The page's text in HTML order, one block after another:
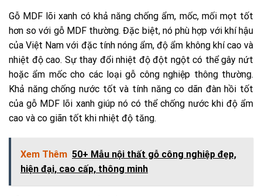
Gỗ MDF lõi xanh có khả năng chống ẩm, mốc, mối mọt tốt
hơn so với gỗ MDF thường. Đặc biệt, nó phù hợp với khí hậu
của Việt Nam với đặc tính nóng ẩm, độ ẩm không khí cao và
nhiệt độ cao. Sự thay đổi nhiệt độ đột ngột có thể gây nứt
hoặc ẩm mốc cho các loại gỗ công nghiệp thông thường.
Khả năng chống nước tốt và tính năng co dãn đàn hồi tốt
của gỗ MDF lõi xanh giúp nó có thể chống nước khi độ ẩm
cao và co giãn tốt khi nhiệt độ tăng.
Xem Thêm 50+ Mẫu nội thất gỗ công nghiệp đẹp,
hiện đại, cao cấp, thông minh